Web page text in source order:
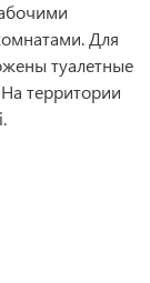
Для
туалетные
территории